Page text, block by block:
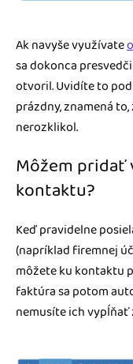
Ak navyše využívate
sa dokonca
otvoril. Uvidíte to
prázdny, znamená
nerozklikol.
Môžem pridať
kontaktu?
Keď pravidelne
(napríklad firemnej
môžete ku kontaktu
faktúra sa potom
nemusíte ich vypĺňať